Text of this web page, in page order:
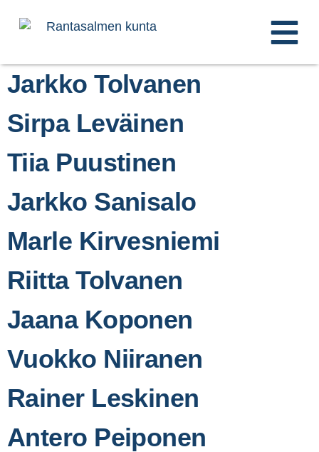
Jarkko Tolvanen
Sirpa Leväinen
Tiia Puustinen
Jarkko Sanisalo
Marle Kirvesniemi
Riitta Tolvanen
Jaana Koponen
Vuokko Niiranen
Rainer Leskinen
Antero Peiponen